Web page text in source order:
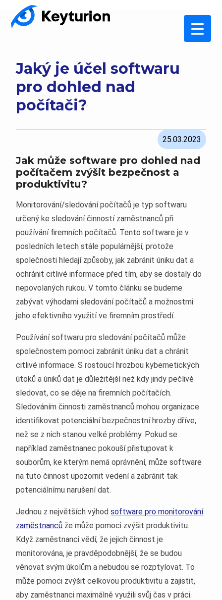
Jaký je účel softwaru
pro dohled nad
počítači?
25.03.2023
Jak může software pro dohled nad
počítačem zvýšit bezpečnost a
produktivitu?
Monitorování/sledování počítačů je typ softwaru
určený ke sledování činností zaměstnanců při
používání firemních počítačů. Tento software je v
posledních letech stále populárnější, protože
společnosti hledají způsoby, jak zabránit úniku dat a
ochránit citlivé informace před tím, aby se dostaly do
nepovolaných rukou. V tomto článku se budeme
zabývat výhodami sledování počítačů a možnostmi
jeho efektivního využití ve firemním prostředí.
Používání softwaru pro sledování počítačů může
společnostem pomoci zabránit úniku dat a chránit
citlivé informace. S rostoucí hrozbou kybernetických
útoků a úniků dat je důležitější než kdy jindy pečlivě
sledovat, co se děje na firemních počítačích.
Sledováním činnosti zaměstnanců mohou organizace
identifikovat potenciální bezpečnostní hrozby dříve,
než se z nich stanou velké problémy. Pokud se
například zaměstnanec pokouší přistupovat k
souborům, ke kterým nemá oprávnění, může software
na tuto činnost upozornit vedení a zabránit tak
potenciálnímu narušení dat.
Jednou z největších výhodsoftware pro monitorování
zaměstnanců že může pomoci zvýšit produktivitu.
Když zaměstnanci vědí, že jejich činnost je
monitorována, je pravděpodobnější, že se budou
věnovat svým úkolům a nebudou se rozptylovat. To
může pomoci zvýšit celkovou produktivitu a zajistit,
aby zaměstnanci maximálně využili svůj čas v práci.